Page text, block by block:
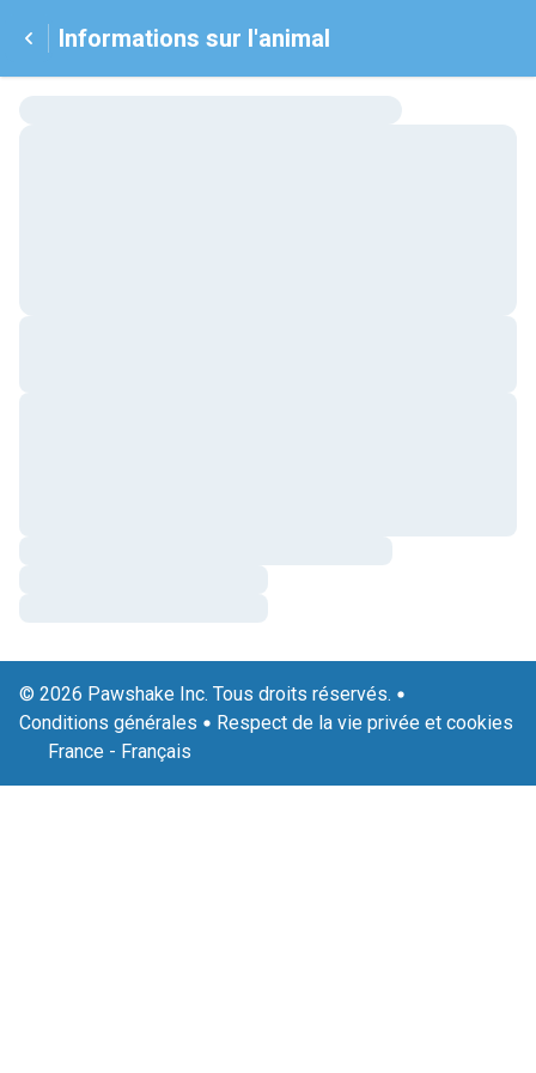
Informations sur l'animal
© 2026 Pawshake Inc. Tous droits réservés.
Conditions générales
Respect de la vie privée et cookies
France - Français